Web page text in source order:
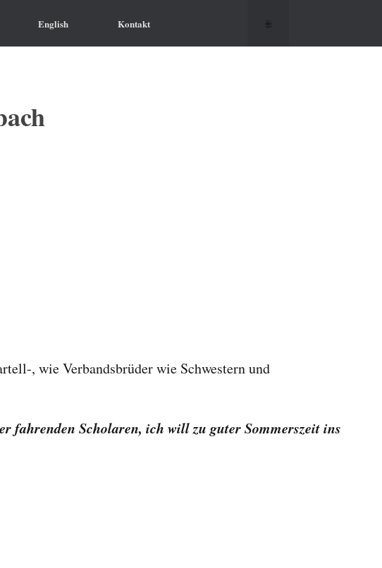
English Kontakt
, wie Verbandsbrüder wie Schwestern und
fahrenden Scholaren, ich will zu guter Sommerszeit ins